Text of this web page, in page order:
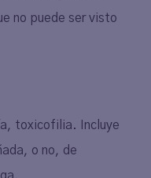
no puede ser visto
toxicofilia. Incluye
o no, de